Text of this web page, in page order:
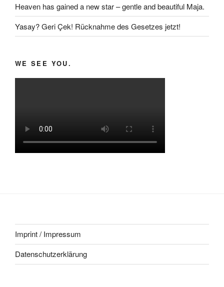
Heaven has gained a new star – gentle and beautiful Maja.
Yasay? Geri Çek! Rücknahme des Gesetzes jetzt!
WE SEE YOU.
Imprint / Impressum
Datenschutzerklärung